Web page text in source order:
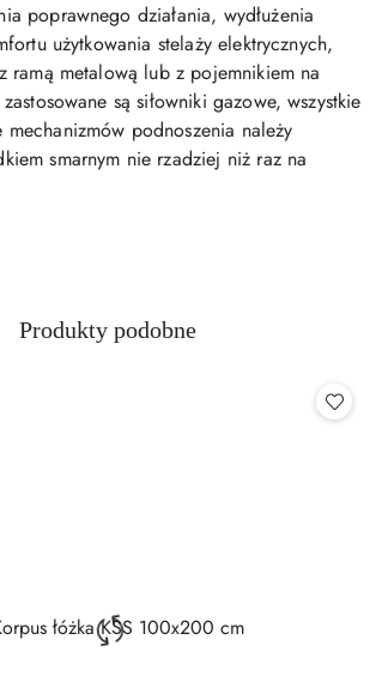
poprawnego działania, wydłużenia
użytkowania stelaży elektrycznych,
ramą metalową lub z pojemnikiem na
są siłowniki gazowe, wszystkie
mechanizmów podnoszenia należy
smarnym nie rzadziej niż raz na
produktów
Produkty
Produkty podobne